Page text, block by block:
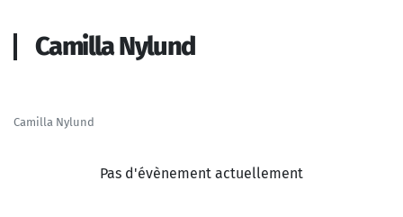
Camilla Nylund
Camilla Nylund
Pas d'évènement actuellement